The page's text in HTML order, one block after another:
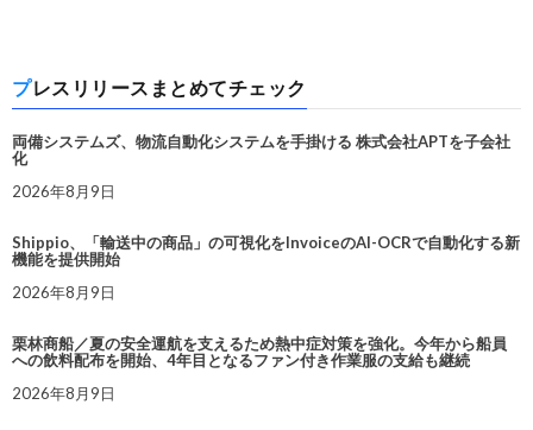
プレスリリースまとめてチェック
両備システムズ、物流自動化システムを手掛ける 株式会社APTを子会社
化
2026年8月9日
Shippio、「輸送中の商品」の可視化をInvoiceのAI-OCRで自動化する新
機能を提供開始
2026年8月9日
栗林商船／夏の安全運航を支えるため熱中症対策を強化。今年から船員
への飲料配布を開始、4年目となるファン付き作業服の支給も継続
2026年8月9日